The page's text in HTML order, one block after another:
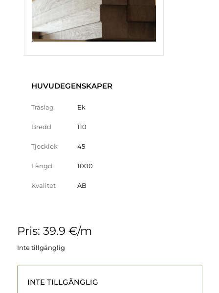
HUVUDEGENSKAPER
Träslag Ek
Bredd 110
Tjocklek 45
Längd 1000
Kvalitet AB
Pris: 39.9 €/m
Inte tillgänglig
INTE TILLGÄNGLIG